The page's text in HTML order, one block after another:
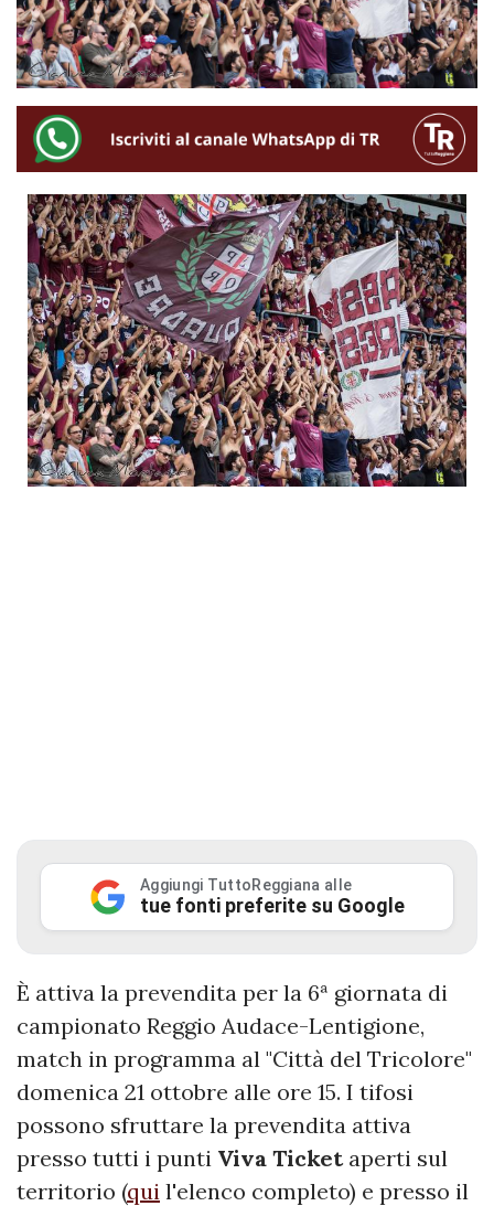
Aggiungi TuttoReggiana alle
tue fonti preferite su Google
È attiva la prevendita per la 6ª giornata di
campionato Reggio Audace-Lentigione,
match in programma al "Città del Tricolore"
domenica 21 ottobre alle ore 15. I tifosi
possono sfruttare la prevendita attiva
presso tutti i punti Viva Ticketaperti sul
territorio (qui l'elenco completo) e presso il